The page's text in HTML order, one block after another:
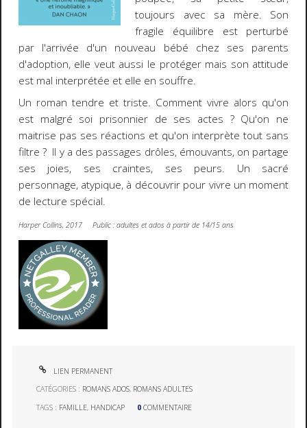
toujours avec sa mère. Son
fragile équilibre est perturbé
par l'arrivée d'un nouveau bébé chez ses parents
d'adoption, elle veut aussi le protéger mais son attitude
est mal interprétée et elle en souffre.
Un roman tendre et triste. Comment vivre alors qu'on
est malgré soi prisonnier de ses actes ? Qu'on ne
maitrise pas ses réactions et qu'on interprète tout sans
filtre ? Il y a des passages drôles, émouvants, on partage
ses joies, ses craintes, ses peurs. Un sacré
personnage, atypique, à découvrir pour vivre un moment
de lecture spécial.
Harper Collins, 2017 Public : adultes et ados à partir de 14/15 ans
LIEN PERMANENT
CATÉGORIES : ROMANS ADOS, ROMANS ADULTES
TAGS : FAMILLE, HANDICAP 0 COMMENTAIRE